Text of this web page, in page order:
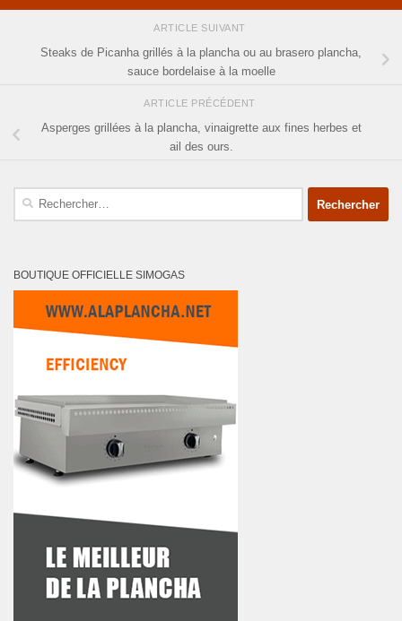
ARTICLE SUIVANT
Steaks de Picanha grillés à la plancha ou au brasero plancha,
sauce bordelaise à la moelle
ARTICLE PRÉCÉDENT
Asperges grillées à la plancha, vinaigrette aux fines herbes et
ail des ours.
Rechercher :
BOUTIQUE OFFICIELLE SIMOGAS